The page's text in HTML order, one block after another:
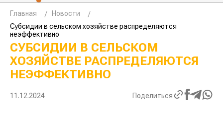
Главная
Новости
Субсидии в сельском хозяйстве распределяются
неэффективно
СУБСИДИИ В СЕЛЬСКОМ
ХОЗЯЙСТВЕ РАСПРЕДЕЛЯЮТСЯ
НЕЭФФЕКТИВНО
11.12.2024 Поделиться